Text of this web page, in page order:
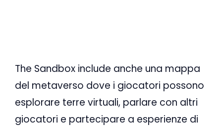
The Sandbox include anche una mappa
del metaverso dove i giocatori possono
esplorare terre virtuali, parlare con altri
giocatori e partecipare a esperienze di